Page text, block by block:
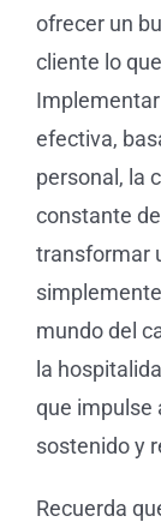
ofrecer un
cliente lo
efectiva,
personal, la
constante
transformar
simplemente
mundo del
la
que impulse
sostenido y
Recuerda